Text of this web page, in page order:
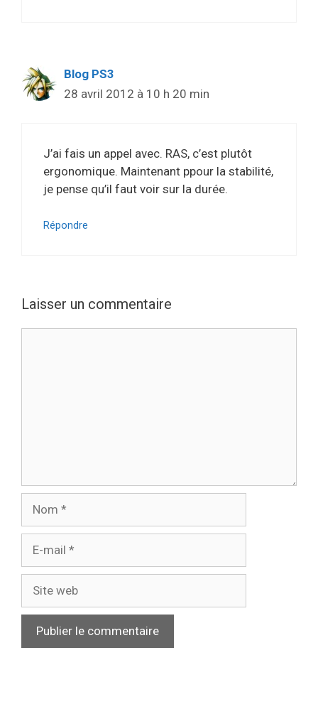
Blog PS3
28 avril 2012 à 10 h 20 min
J’ai fais un appel avec. RAS, c’est plutôt
ergonomique. Maintenant ppour la stabilité,
je pense qu’il faut voir sur la durée.
Répondre
Laisser un commentaire
mail
web